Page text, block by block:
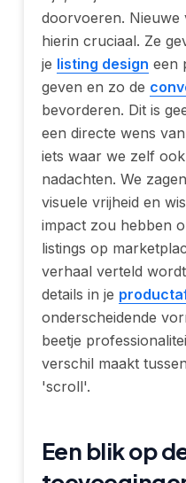
doorvoeren. Nieuwe
hierin cruciaal. Ze
je listing design een
geven en zo de
bevorderen. Dit is
een directe wens
iets waar we zelf
nadachten. We
visuele vrijheid en
impact zou hebben
listings op
verhaal verteld
details in je
onderscheidende
beetje
verschil maakt
'scroll'.
Een blik op